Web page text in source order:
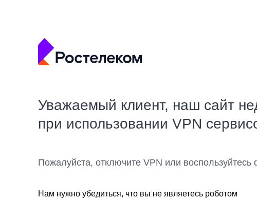
Уважаемый клиент, наш сайт
при использовании VPN
Пожалуйста, отключите VPN или
Нам нужно убедиться, что вы не являетесь роботом